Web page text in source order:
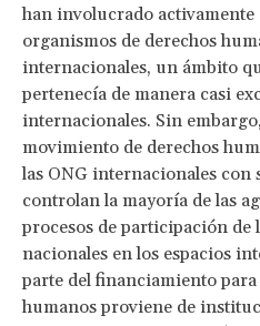
han involucrado
organismos de derechos
internacionales, un ámbito
pertenecía de manera casi
internacionales. Sin
movimiento de derechos
las ONG internacionales con
controlan la mayoría de las
procesos de participación de
nacionales en los espacios
parte del financiamiento
humanos proviene de